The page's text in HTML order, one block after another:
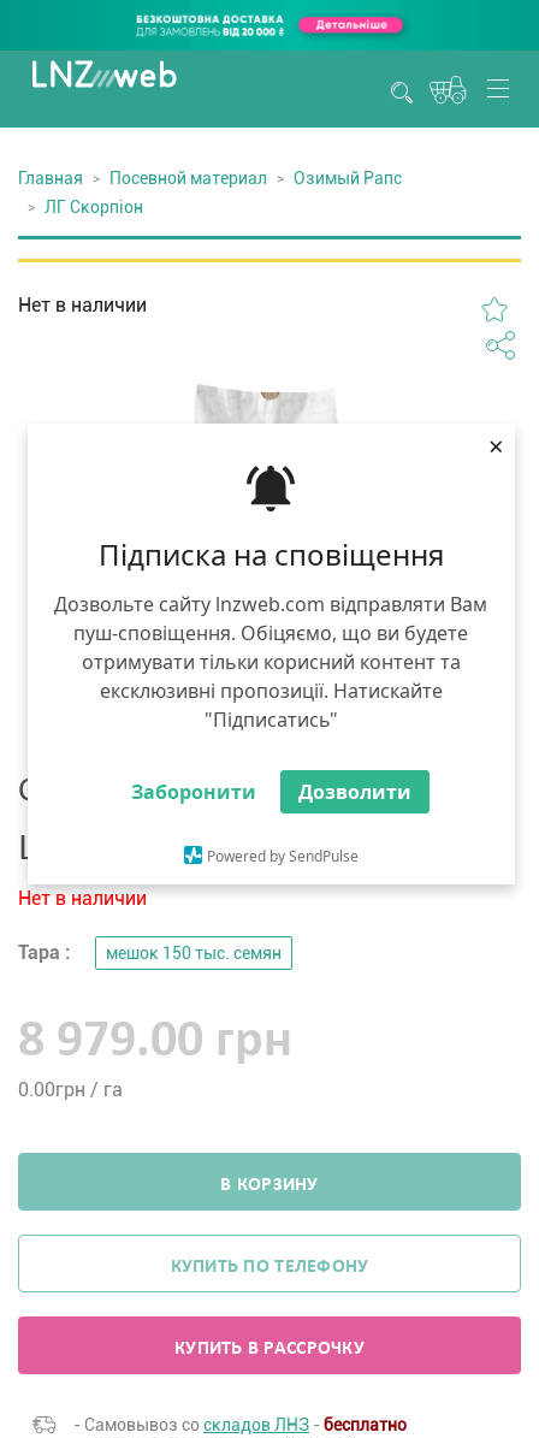
Підписка на сповіщення
Дозвольте сайту lnzweb.com відправляти Вам
пуш-сповіщення. Обіцяємо, що ви будете
отримувати тільки корисний контент та
ексклюзивні пропозиції. Натискайте
"Підписатись"
Заборонити Дозволити
Powered by SendPulse
×
Главная Посевной материал
Озимый Рапс
ЛГ Скорпіон
Нет в наличии
Семена рапса
LG Seeds ЛГ Скорпіон
Нет в наличии
Тара : мешок 150 тыс. семян
8 979.00 грн
0.00грн / га
В КОРЗИНУ
КУПИТЬ ПО ТЕЛЕФОНУ
КУПИТЬ В РАССРОЧКУ
- Самовывоз соскладов ЛНЗ - бесплатно